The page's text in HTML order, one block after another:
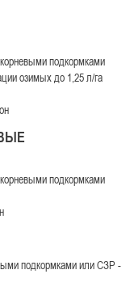
подкормками
озимых до 1,25 л/га
подкормками
подкормками или СЗР -